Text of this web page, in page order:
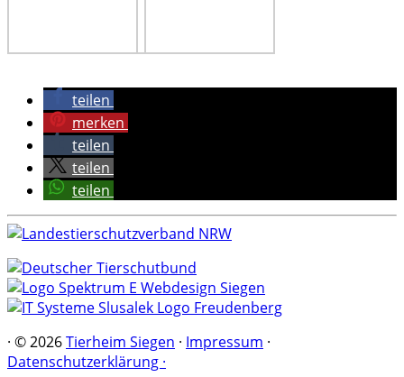
teilen
merken
teilen
teilen
teilen
· © 2026Tierheim Siegen · Impressum ·
Datenschutzerklärung ·